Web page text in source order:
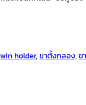
holder,ขาตั้งกลอง,ข